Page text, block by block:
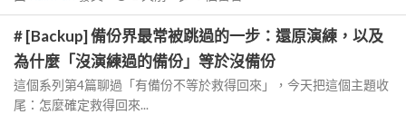
# [Backup] 備份界最常被跳過的一步：還原演練，以及
為什麼「沒演練過的備份」等於沒備份
這個系列第4篇聊過「有備份不等於救得回來」，今天把這個主題收
尾：怎麼確定救得回來...